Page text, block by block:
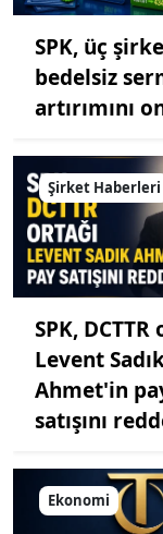
SPK, üç
bedelsiz
artırımını
Şirket Haberleri
SPK, DCTTR
Levent
Ahmet'in
satışını
Ekonomi